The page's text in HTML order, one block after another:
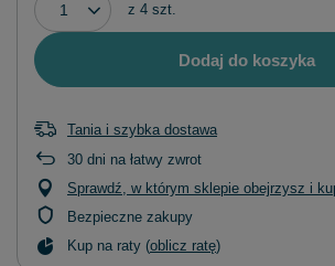
z 4 szt.
Dodaj do koszyka
Tania i szybka dostawa
30 dni na łatwy zwrot
Sprawdź, w którym sklepie obejrzysz i
Bezpieczne zakupy
Kup na raty (oblicz ratę)